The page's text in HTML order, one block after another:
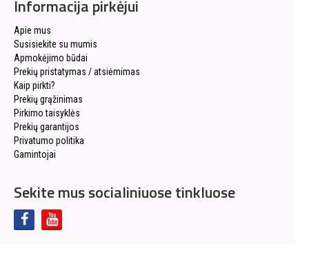
Informacija pirkėjui
Apie mus
Susisiekite su mumis
Apmokėjimo būdai
Prekių pristatymas / atsiėmimas
Kaip pirkti?
Prekių grąžinimas
Pirkimo taisyklės
Prekių garantijos
Privatumo politika
Gamintojai
Sekite mus socialiniuose tinkluose